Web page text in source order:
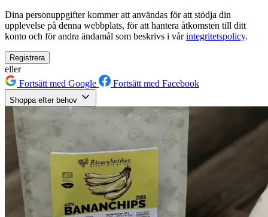
Dina personuppgifter kommer att användas för att stödja din
upplevelse på denna webbplats, för att hantera åtkomsten till ditt
konto och för andra ändamål som beskrivs i vårintegritetspolicy.
Registrera
eller
Fortsätt med Google
Fortsätt med Facebook
Shoppa efter behov